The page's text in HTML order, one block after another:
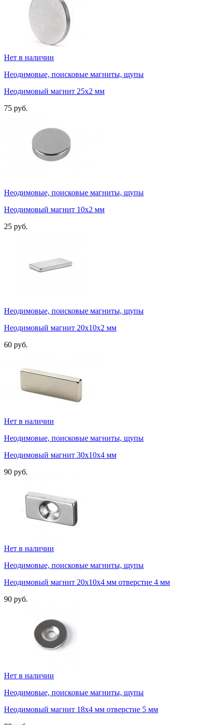
Нет в наличии
Неодимовые, поисковые магниты, щупы
Неодимовый магнит 25х2 мм
75 руб.
Неодимовые, поисковые магниты, щупы
Неодимовый магнит 10х2 мм
25 руб.
Неодимовые, поисковые магниты, щупы
Неодимовый магнит 20х10х2 мм
60 руб.
Нет в наличии
Неодимовые, поисковые магниты, щупы
Неодимовый магнит 30х10х4 мм
90 руб.
Нет в наличии
Неодимовые, поисковые магниты, щупы
Неодимовый магнит 20х10х4 мм отверстие 4 мм
90 руб.
Нет в наличии
Неодимовые, поисковые магниты, щупы
Неодимовый магнит 18х4 мм отверстие 5 мм